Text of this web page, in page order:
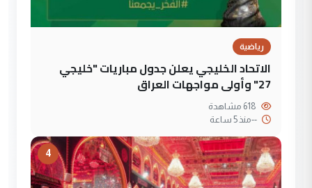
رياضية
الاتحاد الخليجي يعلن جدول مباريات "خليجي
27" وأولى مواجهات العراق
--منذ 5 ساعة
4